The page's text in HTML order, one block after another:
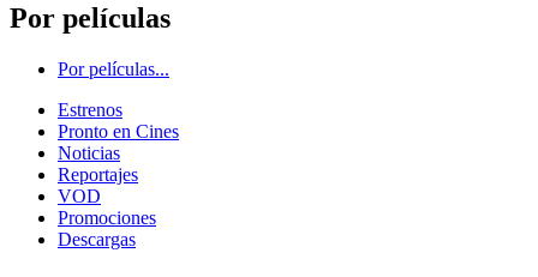
Por películas
Por películas...
Estrenos
Pronto en Cines
Noticias
Reportajes
VOD
Promociones
Descargas